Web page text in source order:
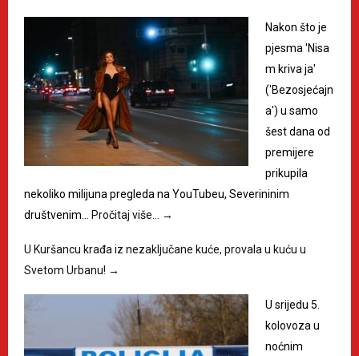
Nakon što je
pjesma 'Nisa
m kriva ja'
('Bezosjećajn
a') u samo
šest dana od
premijere
prikupila
nekoliko milijuna pregleda na YouTubeu, Severininim
društvenim… Pročitaj više… →
U Kuršancu krađa iz nezaključane kuće, provala u kuću u
Svetom Urbanu! →
U srijedu 5.
kolovoza u
noćnim